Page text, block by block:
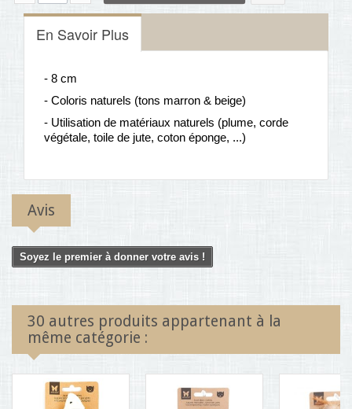
En Savoir Plus
- 8 cm
- Coloris naturels (tons marron & beige)
- Utilisation de matériaux naturels (plume, corde
végétale, toile de jute, coton éponge, ...)
Avis
Soyez le premier à donner votre avis !
30 autres produits appartenant à la
même catégorie :